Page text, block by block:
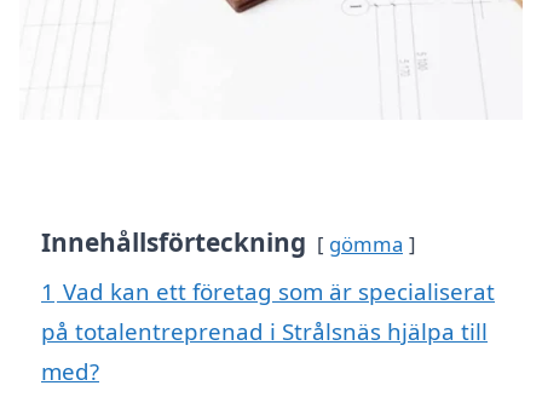
Innehållsförteckning gömma
1 Vad kan ett företag som är specialiserat
på totalentreprenad i Strålsnäs hjälpa till
med?